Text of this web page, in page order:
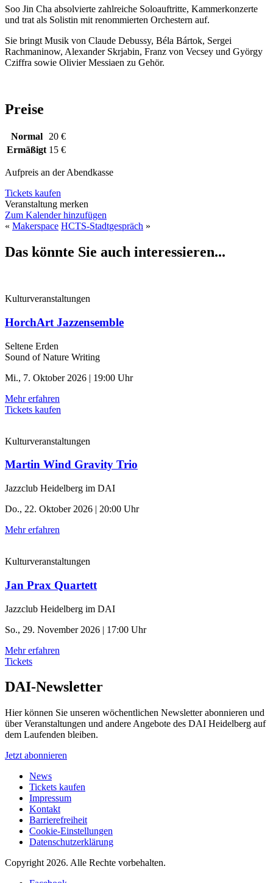
Soo Jin Cha absolvierte zahlreiche Soloauftritte, Kammerkonzerte
und trat als Solistin mit renommierten Orchestern auf.
Sie bringt Musik von Claude Debussy, Béla Bártok, Sergei
Rachmaninow, Alexander Skrjabin, Franz von Vecsey und György
Cziffra sowie Olivier Messiaen zu Gehör.
Preise
Normal
20 €
Ermäßigt 15 €
Aufpreis an der Abendkasse
Tickets kaufen
Veranstaltung merken
Zum Kalender hinzufügen
« Makerspace HCTS-Stadtgespräch »
Das könnte Sie auch interessieren...
Kulturveranstaltungen
HorchArt Jazzensemble
Seltene Erden
Sound of Nature Writing
Mi., 7. Oktober 2026 | 19:00 Uhr
Mehr erfahren
Tickets kaufen
Kulturveranstaltungen
Martin Wind Gravity Trio
Jazzclub Heidelberg im DAI
Do., 22. Oktober 2026 | 20:00 Uhr
Mehr erfahren
Kulturveranstaltungen
Jan Prax Quartett
Jazzclub Heidelberg im DAI
So., 29. November 2026 | 17:00 Uhr
Mehr erfahren
Tickets
DAI-Newsletter
Hier können Sie unseren wöchentlichen Newsletter abonnieren und
über Veranstaltungen und andere Angebote des DAI Heidelberg auf
dem Laufenden bleiben.
Jetzt abonnieren
News
Tickets kaufen
Impressum
Kontakt
Barrierefreiheit
Cookie-Einstellungen
Datenschutzerklärung
Copyright 2026. Alle Rechte vorbehalten.